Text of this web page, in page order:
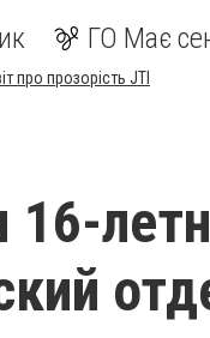
ГО Має
про прозорість JTI
16-